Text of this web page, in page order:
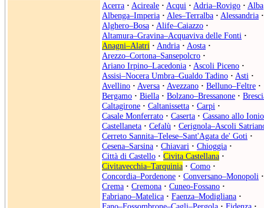
Acerra · Acireale · Acqui · Adria–Rovigo · Alba
Albenga–Imperia · Ales–Terralba · Alessandria ·
Alghero–Bosa · Alife–Caiazzo ·
Altamura–Gravina–Acquaviva delle Fonti ·
Anagni–Alatri · Andria · Aosta ·
Arezzo–Cortona–Sansepolcro ·
Ariano Irpino–Lacedonia · Ascoli Piceno ·
Assisi–Nocera Umbra–Gualdo Tadino · Asti ·
Avellino · Aversa · Avezzano · Belluno–Feltre ·
Bergamo · Biella · Bolzano–Bressanone ·
Caltagirone · Caltanissetta · Carpi ·
Casale Monferrato · Caserta · Cassano allo Ionio
Castellaneta · Cefalù · Cerignola–Ascoli
Cerreto Sannita–Telese–Sant'Agata de' Goti ·
Cesena–Sarsina · Chiavari · Chioggia ·
Città di Castello · Civita Castellana ·
Civitavecchia–Tarquinia · Como ·
Concordia–Pordenone · Conversano–Monopoli ·
Crema · Cremona · Cuneo-Fossano ·
Fabriano–Matelica · Faenza–Modigliana ·